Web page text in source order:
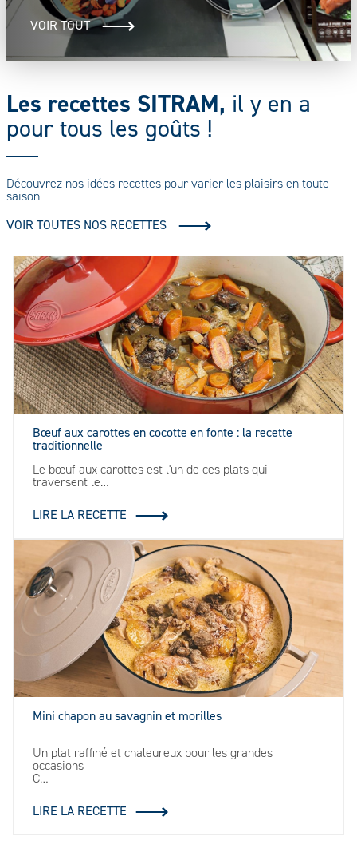
VOIR TOUT
Les recettes SITRAM, il y en a
pour tous les goûts !
Découvrez nos idées recettes pour varier les plaisirs en toute
saison
VOIR TOUTES NOS RECETTES
Bœuf aux carottes en cocotte en fonte : la recette
traditionnelle
Le bœuf aux carottes est l'un de ces plats qui
traversent le…
LIRE LA RECETTE
Mini chapon au savagnin et morilles
Un plat raffiné et chaleureux pour les grandes
occasions
C…
LIRE LA RECETTE